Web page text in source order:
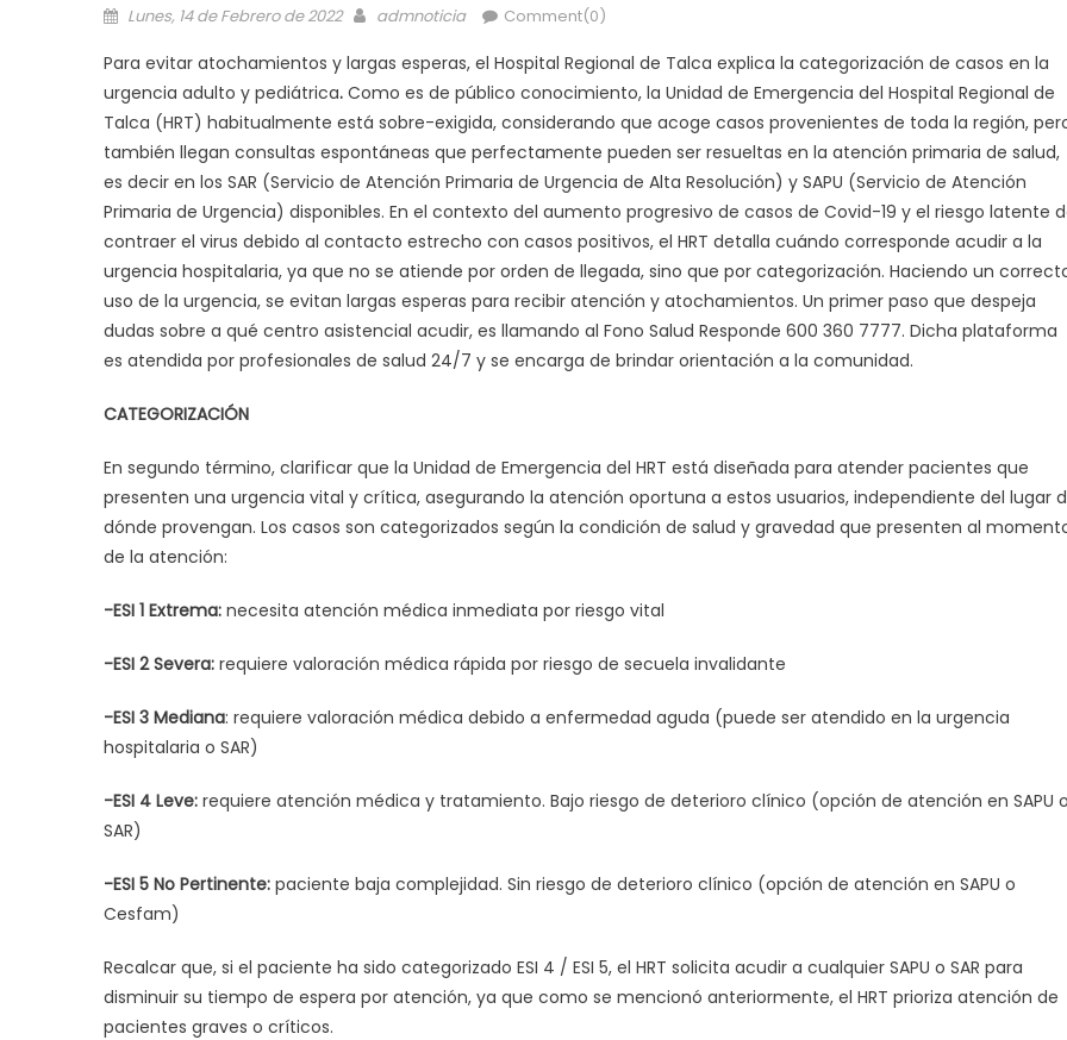
Posted on
Lunes, 14 de Febrero de 2022 Author
admnoticia Comment(0)
Para evitar atochamientos y largas esperas, el Hospital Regional de Talca explica la categorización de casos en la
urgencia adulto y pediátrica. Como es de público conocimiento, la Unidad de Emergencia del Hospital Regional de
Talca (HRT) habitualmente está sobre-exigida, considerando que acoge casos provenientes de toda la región,
también llegan consultas espontáneas que perfectamente pueden ser resueltas en la atención primaria de salud,
es decir en los SAR (Servicio de Atención Primaria de Urgencia de Alta Resolución) y SAPU (Servicio de Atención
Primaria de Urgencia) disponibles. En el contexto del aumento progresivo de casos de Covid-19 y el riesgo latente
contraer el virus debido al contacto estrecho con casos positivos, el HRT detalla cuándo corresponde acudir a la
urgencia hospitalaria, ya que no se atiende por orden de llegada, sino que por categorización. Haciendo un
uso de la urgencia, se evitan largas esperas para recibir atención y atochamientos. Un primer paso que despeja
dudas sobre a qué centro asistencial acudir, es llamando al Fono Salud Responde 600 360 7777. Dicha plataforma
es atendida por profesionales de salud 24/7 y se encarga de brindar orientación a la comunidad.
CATEGORIZACIÓN
En segundo término, clarificar que la Unidad de Emergencia del HRT está diseñada para atender pacientes que
presenten una urgencia vital y crítica, asegurando la atención oportuna a estos usuarios, independiente del lugar
dónde provengan. Los casos son categorizados según la condición de salud y gravedad que presenten al
de la atención:
-ESI 1 Extrema: necesita atención médica inmediata por riesgo vital
-ESI 2 Severa: requiere valoración médica rápida por riesgo de secuela invalidante
-ESI 3 Mediana: requiere valoración médica debido a enfermedad aguda (puede ser atendido en la urgencia
hospitalaria o SAR)
-ESI 4 Leve: requiere atención médica y tratamiento. Bajo riesgo de deterioro clínico (opción de atención en SAPU
SAR)
-ESI 5 No Pertinente: paciente baja complejidad. Sin riesgo de deterioro clínico (opción de atención en SAPU o
Cesfam)
Recalcar que, si el paciente ha sido categorizado ESI 4 / ESI 5, el HRT solicita acudir a cualquier SAPU o SAR para
disminuir su tiempo de espera por atención, ya que como se mencionó anteriormente, el HRT prioriza atención de
pacientes graves o críticos.